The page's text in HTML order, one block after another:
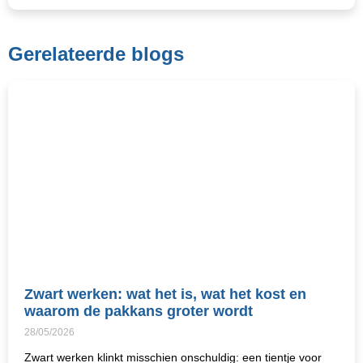
Gerelateerde blogs
Zwart werken: wat het is, wat het kost en
waarom de pakkans groter wordt
28/05/2026
Zwart werken klinkt misschien onschuldig: een tientje voor